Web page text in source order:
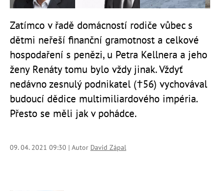
Zatímco v řadě domácností rodiče vůbec s
dětmi neřeší finanční gramotnost a celkové
hospodaření s penězi, u Petra Kellnera a jeho
ženy Renáty tomu bylo vždy jinak. Vždyť
nedávno zesnulý podnikatel (†56) vychovával
budoucí dědice multimiliardového impéria.
Přesto se měli jak v pohádce.
09. 04. 2021 09:30 | Autor David Zápal